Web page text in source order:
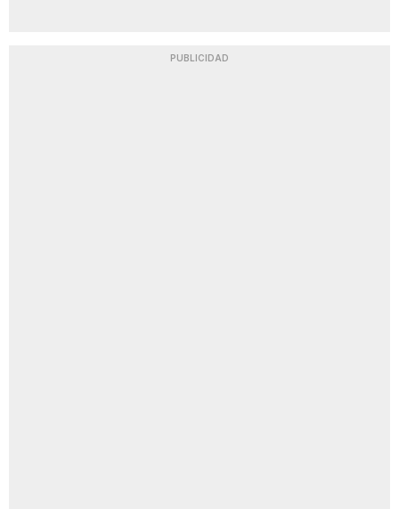
PUBLICIDAD